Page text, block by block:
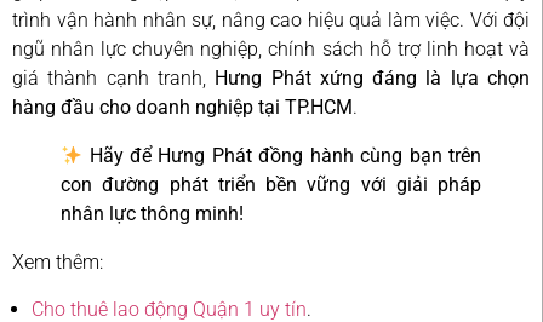
trình vận hành nhân sự, nâng cao hiệu quả làm việc. Với đội
ngũ nhân lực chuyên nghiệp, chính sách hỗ trợ linh hoạt và
giá thành cạnh tranh, Hưng Phát xứng đáng là lựa chọn
hàng đầu cho doanh nghiệp tại TP.HCM.
Hãy để Hưng Phát đồng hành cùng bạn trên
con đường phát triển bền vững với giải pháp
nhân lực thông minh!
Xem thêm:
Cho thuê lao động Quận 1 uy tín.